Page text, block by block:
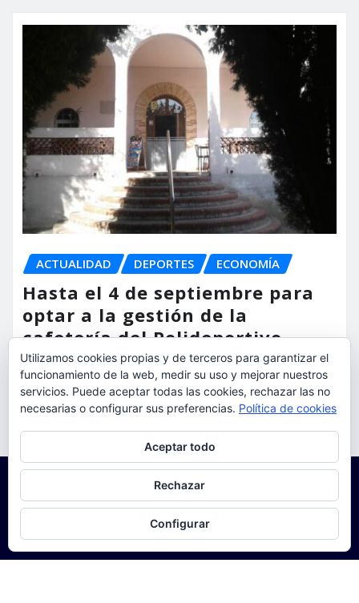
ACTUALIDAD DEPORTES ECONOMÍA
Hasta el 4 de septiembre para
optar a la gestión de la
cafetería del Polideportivo
Anabel Medina de Torrent
torrent al dia Ago 6, 2026
Utilizamos cookies propias y de terceros para garantizar el
funcionamiento de la web, medir su uso y mejorar nuestros
servicios. Puede aceptar todas las cookies, rechazar las no
necesarias o configurar sus preferencias. Política de cookies
Aceptar todo
Rechazar
Configurar
Para obtener más información, incluido cómo gestionar las cookies,